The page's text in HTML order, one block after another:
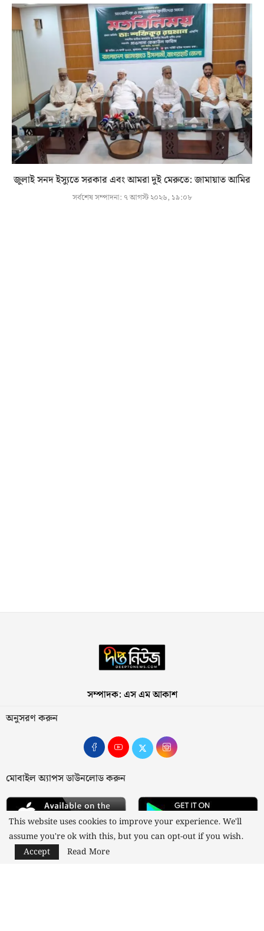
জুলাই সনদ ইস্যুতে সরকার এবং আমরা দুই মেরুতে: জামায়াত আমির
সর্বশেষ সম্পাদনা: ৭ আগস্ট ২০২৬, ১৯:০৮
সম্পাদক: এস এম আকাশ
অনুসরণ করুন
মোবাইল অ্যাপস ডাউনলোড করুন
This website uses cookies to improve your experience. We'll
assume you're ok with this, but you can opt-out if you wish.
Accept
Read More